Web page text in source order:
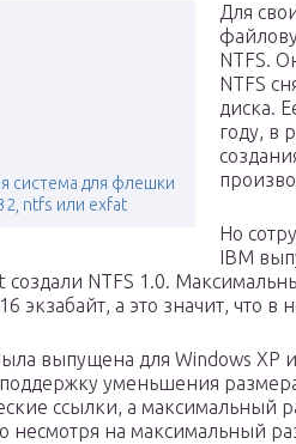
система для флешки
ntfs или exfat
Для
NTFS.
NTFS
диска.
году, в
Но
IBM
создали NTFS 1.0.
16 экзабайт, а это значит, что
выпущена для Windows
уменьшения
ссылки, а максимальный
несмотря на максимальный